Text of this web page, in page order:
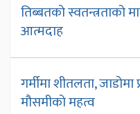
तिब्बतको स्वतन्त्रताको
आत्मदाह
गर्मीमा शीतलता, जाडोमा
मौसमीको महत्व